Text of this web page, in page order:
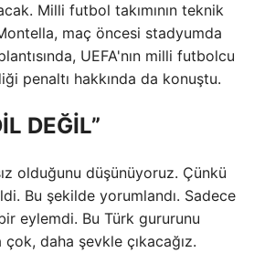
Milli futbol takımının teknik
maç öncesi stadyumda
UEFA'nın milli futbolcu
penaltı hakkında da konuştu.
DEĞİL”
olduğunu düşünüyoruz. Çünkü
Bu şekilde yorumlandı. Sadece
eylemdi. Bu Türk gururunu
çok, daha şevkle çıkacağız.